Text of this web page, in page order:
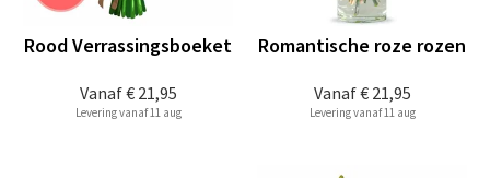
Vanaf€ 21,95
Rood Verrassingsboeket
Levering vanaf 11 aug
Vanaf€ 21,95
Romantische roze rozen
Levering vanaf 11 aug